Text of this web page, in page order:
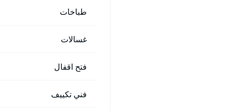
طباخات
غسالات
فتح اقفال
فني تكييف